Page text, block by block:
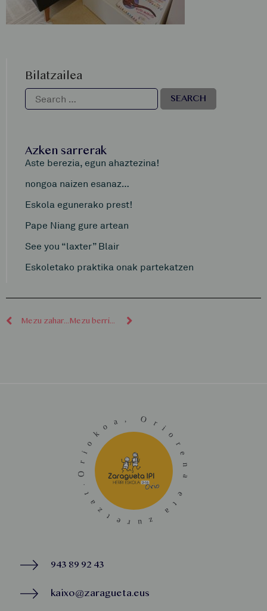
Bilatzailea
Azken sarrerak
Aste berezia, egun ahaztezina!
nongoa naizen esanaz…
Eskola egunerako prest!
Pape Niang gure artean
See you “laxter” Blair
Eskoletako praktika onak partekatzen
Mezu zaharragoak Mezu berriagoak
943 89 92 43
kaixo@zaragueta.eus